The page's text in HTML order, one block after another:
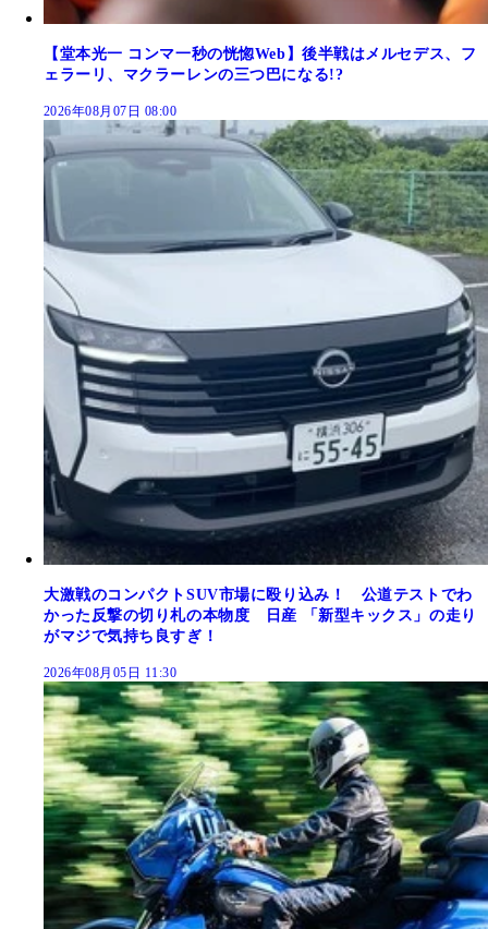
【堂本光一 コンマ一秒の恍惚Web】後半戦はメルセデス、フ
ェラーリ、マクラーレンの三つ巴になる!?
2026年08月07日 08:00
大激戦のコンパクトSUV市場に殴り込み！ 公道テストでわ
かった反撃の切り札の本物度 日産 「新型キックス」の走り
がマジで気持ち良すぎ！
2026年08月05日 11:30